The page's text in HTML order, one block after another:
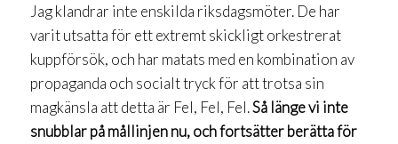
Jag klandrar inte enskilda riksdagsmöter. De har
varit utsatta för ett extremt skickligt orkestrerat
kuppförsök, och har matats med en kombination av
propaganda och socialt tryck för att trotsa sin
magkänsla att detta är Fel, Fel, Fel.Så länge vi inte
snubblar på mållinjen nu, och fortsätter berätta för